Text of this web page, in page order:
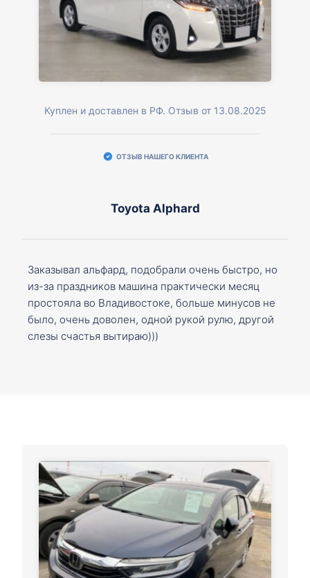
Куплен и доставлен в РФ. Отзыв от 13.08.2025
ОТЗЫВ НАШЕГО КЛИЕНТА
Toyota Alphard
Заказывал альфард, подобрали очень быстро, но
из-за праздников машина практически месяц
простояла во Владивостоке, больше минусов не
было, очень доволен, одной рукой рулю, другой
слезы счастья вытираю)))